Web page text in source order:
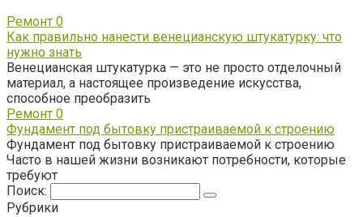
Ремонт 0
Как правильно нанести венецианскую штукатурку: что
нужно знать
Венецианская штукатурка — это не просто отделочный
материал, а настоящее произведение искусства,
способное преобразить
Ремонт 0
Фундамент под бытовку пристраиваемой к строению
Фундамент под бытовку пристраиваемой к строению
Часто в нашей жизни возникают потребности, которые
требуют
Поиск:
Рубрики